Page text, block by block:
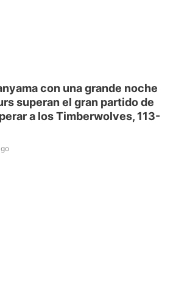
con una grande noche
superan el gran partido de
a los Timberwolves, 113-